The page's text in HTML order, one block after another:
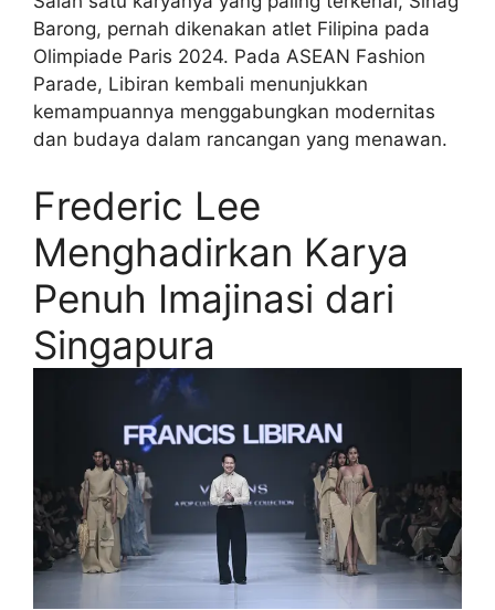
Barong, pernah dikenakan atlet Filipina pada
Olimpiade Paris 2024. Pada ASEAN Fashion
Parade, Libiran kembali menunjukkan
kemampuannya menggabungkan modernitas
dan budaya dalam rancangan yang menawan.
Frederic Lee
Menghadirkan Karya
Penuh Imajinasi dari
Singapura